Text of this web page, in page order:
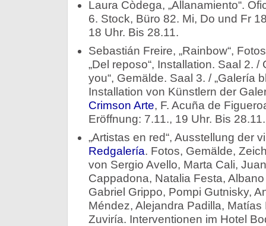
Laura Còdega, „Allanamiento“.
6. Stock, Büro 82. Mi, Do und Fr
18 Uhr. Bis 28.11.
Sebastián Freire, „Rainbow“,
„Del reposo“, Installation. Saal 2. /
you“, Gemälde. Saal 3. / „Galería
Installation von Künstlern der
Crimson Arte, F. Acuña de
Eröffnung: 7.11., 19 Uhr. Bis
„Artistas en red“, Ausstellung der
Redgalería. Fotos, Gemälde,
von Sergio Avello, Marta Cali,
Cappadona, Natalia Festa,
Gabriel Grippo, Pompi Gutnisky,
Méndez, Alejandra Padilla,
Zuviría. Interventionen im Hotel